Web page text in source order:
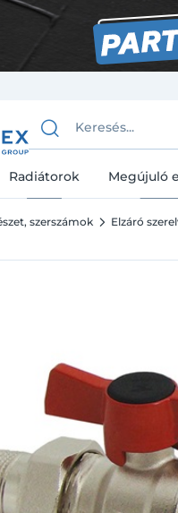
Radiátorok Megújuló
szerszámok Elzáró